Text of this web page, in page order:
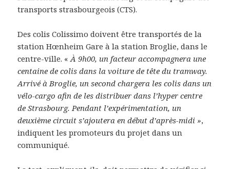
transports strasbourgeois (CTS).
Des colis Colissimo doivent être transportés de la
station Hœnheim Gare à la station Broglie, dans le
centre-ville. «À 9h00, un facteur accompagnera une
centaine de colis dans la voiture de tête du tramway.
Arrivé à Broglie, un second chargera les colis dans un
vélo-cargo afin de les distribuer dans l’hyper centre
de Strasbourg. Pendant l’expérimentation, un
deuxième circuit s’ajoutera en début d’après-midi »,
indiquent les promoteurs du projet dans un
communiqué.